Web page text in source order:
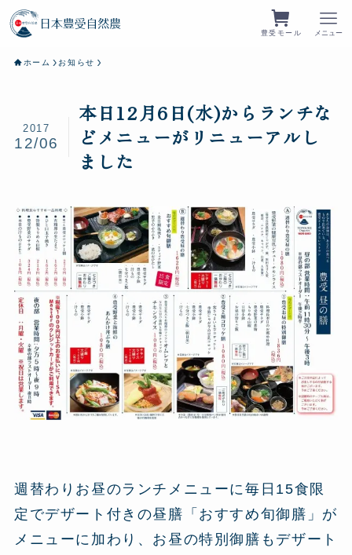
豊受モール メニュー
ホーム お知らせ
本日12月6日(水)からランチな
どメニューがリニューアルし
ました
2017
12/06
週替わりお昼のランチメニューに毎日15食限
定でデザート付きの昼膳「おすすめ旬御膳」が
メニューに加わり、お昼の特別御膳もデザート